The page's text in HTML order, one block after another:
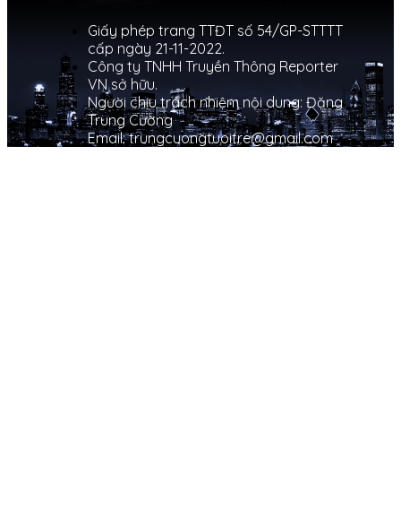
Giấy phép trang TTĐT số 54/GP-STTTT
cấp ngày 21-11-2022.
Công ty TNHH Truyền Thông Reporter
VN sở hữu.
Người chịu trách nhiệm nội dung: Đặng
Trung Cường
Email: trungcuongtuoitre@gmail.com